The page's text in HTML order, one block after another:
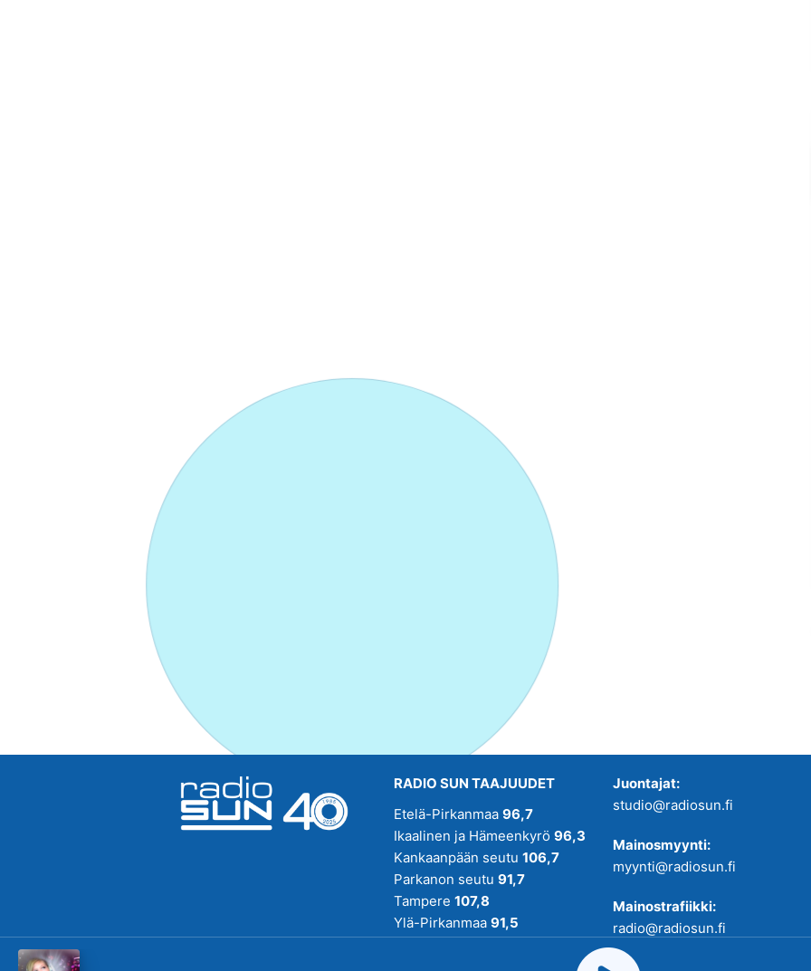
RADIO SUN TAAJUUDET
Etelä-Pirkanmaa 96,7
Ikaalinen ja Hämeenkyrö 96,3
Kankaanpään seutu 106,7
Parkanon seutu 91,7
Tampere 107,8
Ylä-Pirkanmaa 91,5
Pirmedioita.
Juontajat:
studio@radiosun.fi
Mainosmyynti:
myynti@radiosun.fi
Mainostrafiikki:
radio@radiosun.fi